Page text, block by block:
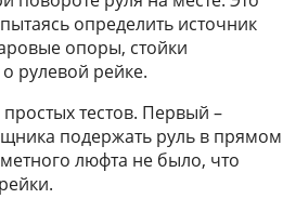
определить источник
опоры, стойки
рулевой рейке.
тестов. Первый –
подержать руль в прямом
люфта не было, что